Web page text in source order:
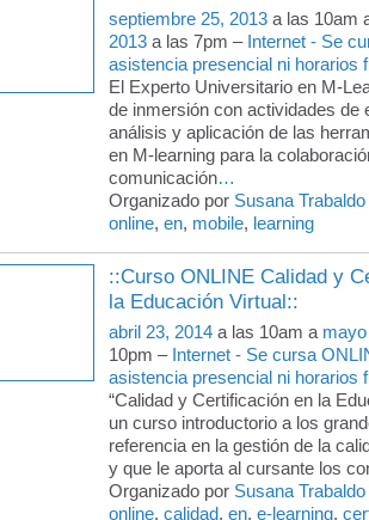
septiembre 25, 2013 a las 10am
2013 a las 7pm – Internet - Se
asistencia presencial ni horarios
El Experto Universitario en M-
de inmersión con actividades de
análisis y aplicación de las
en M-learning para la
comunicación…
Organizado por Susana Trabaldo
online, en, mobile, learning
::Curso ONLINE Calidad y
la Educación Virtual::
abril 23, 2014 a las 10am a
10pm – Internet - Se cursa
asistencia presencial ni horarios
“Calidad y Certificación en la
un curso introductorio a los
referencia en la gestión de la
y que le aporta al cursante los
Organizado por Susana Trabaldo
online, calidad, en, e-learning,